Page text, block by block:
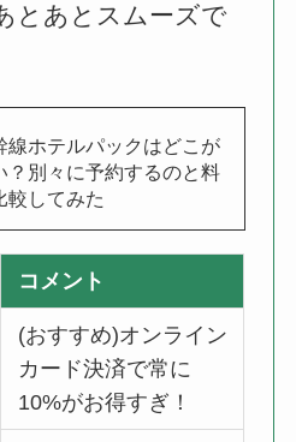
とあとスムーズで
線ホテルパックはどこが
？別々に予約するのと料
較してみた
コメント
(おすすめ)オンライン
カード決済で常に
10%がお得すぎ！